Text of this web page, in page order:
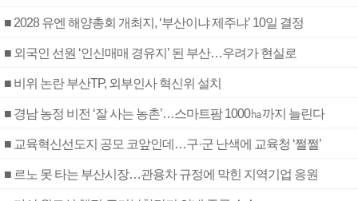
■ 2028 유엔 해양총회 개최지, ‘부산이냐 제주냐’ 10일 결정
■ 외국인 선원 ‘인신매매 경유지’ 된 부산…우려가 현실로
■ 비위 논란 부산TP, 외부인사 혁신위 설치
■ 경남 농정 비전 ‘잘 사는 농촌’…스마트팜 1000㏊까지 늘린다
■ 교육혁신선도지 공모 코앞인데…구·군 난색에 교육청 ‘쩔쩔’
■ 르노 못 타는 부산시장…관용차 규정에 막힌 지역기업 응원